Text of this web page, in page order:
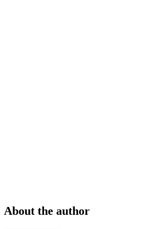
About the author